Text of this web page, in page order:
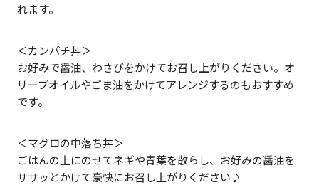
れます。
＜カンパチ丼＞
お好みで醤油、わさびをかけてお召し上がりください。オ
リーブオイルやごま油をかけてアレンジするのもおすすめ
です。
＜マグロの中落ち丼＞
ごはんの上にのせてネギや青葉を散らし、お好みの醤油を
ササッとかけて豪快にお召し上がりください♪